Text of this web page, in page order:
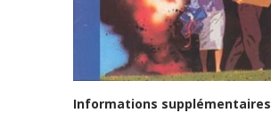
Informations supplémentaires